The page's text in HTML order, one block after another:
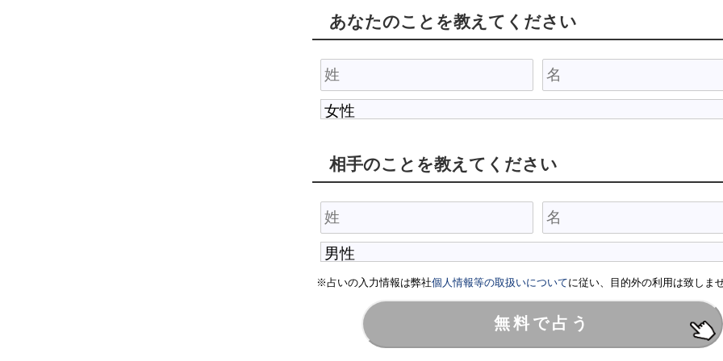
あなたのことを教えてください
相手のことを教えてください
※占いの入力情報は弊社個人情報等の取扱いについてに従い、目的外の利用は致しま